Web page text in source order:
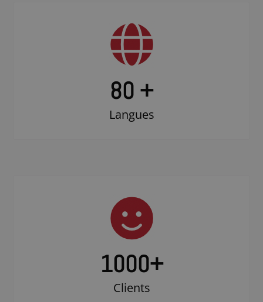
80 +
Langues
1000+
Clients